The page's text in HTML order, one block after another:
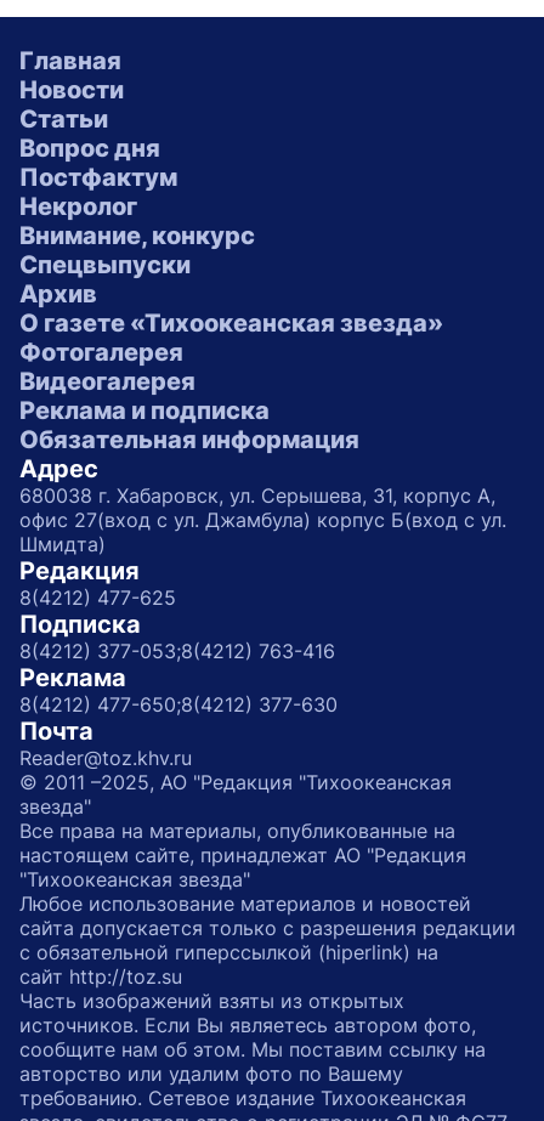
Главная
Новости
Статьи
Вопрос дня
Постфактум
Некролог
Внимание, конкурс
Спецвыпуски
Архив
О газете «Тихоокеанская звезда»
Фотогалерея
Видеогалерея
Реклама и подписка
Обязательная информация
Адрес
680038 г. Хабаровск, ул. Серышева, 31, корпус А,
офис 27(вход с ул. Джамбула) корпус Б(вход с ул.
Шмидта)
Редакция
8(4212) 477-625
Подписка
8(4212) 377-053;8(4212) 763-416
Реклама
8(4212) 477-650;8(4212) 377-630
Почта
Reader@toz.khv.ru
© 2011 –2025, АО "Редакция "Тихоокеанская
звезда"
Все права на материалы, опубликованные на
настоящем сайте, принадлежат АО "Редакция
"Тихоокеанская звезда"
Любое использование материалов и новостей
сайта допускается только с разрешения редакции
с обязательной гиперссылкой (hiperlink) на
сайт http://toz.su
Часть изображений взяты из открытых
источников. Если Вы являетесь автором фото,
сообщите нам об этом. Мы поставим ссылку на
авторство или удалим фото по Вашему
требованию. Сетевое издание Тихоокеанская